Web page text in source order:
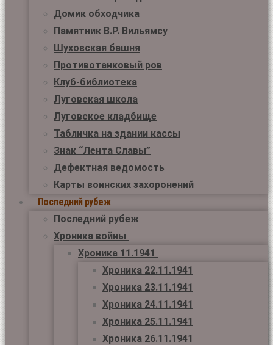
Домик обходчика
Памятник В.Р. Вильямсу
Шуховская башня
Противотанковый ров
Клуб-библиотека
Луговская школа
Луговское кладбище
Табличка на здании кассы
Знак “Лента Славы”
Дефектная ведомость
Карты воинских захоронений
Последний рубеж
Последний рубеж
Хроника войны
Хроника 11.1941
Хроника 22.11.1941
Хроника 23.11.1941
Хроника 24.11.1941
Хроника 25.11.1941
Хроника 26.11.1941